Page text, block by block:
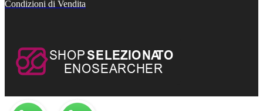
Condizioni di Vendita